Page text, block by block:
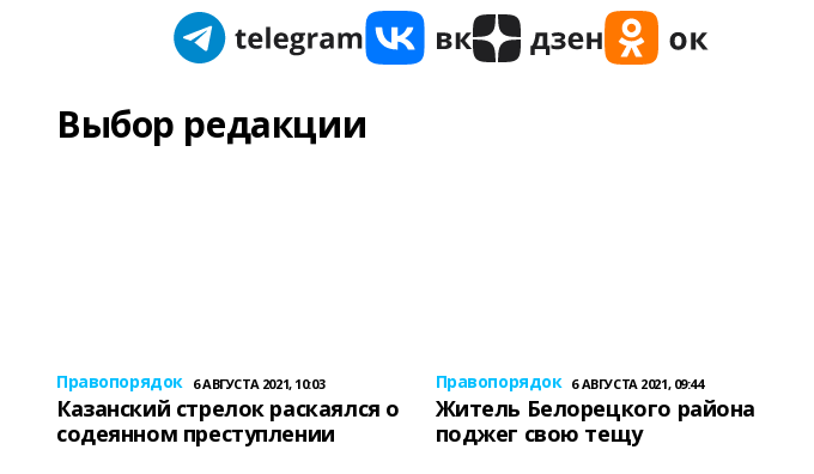
Выбор редакции
Правопорядок 6 АВГУСТА 2021, 10:03
Казанский стрелок раскаялся о
содеянном преступлении
Правопорядок 6 АВГУСТА 2021, 09:44
Житель Белорецкого района
поджег свою тещу